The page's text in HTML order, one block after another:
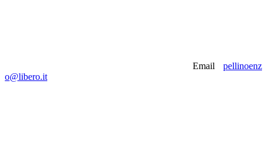
Email
pellinoenz
o@libero.it